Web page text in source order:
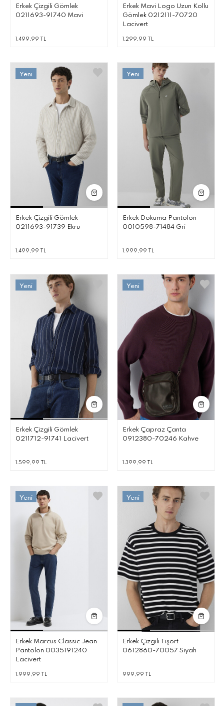
Erkek Çizgili Gömlek
0211693-91740 Mavi
1.499,99 TL
Erkek Mavi Logo Uzun Kollu
Gömlek 0212111-70720
Lacivert
1.299,99 TL
Erkek Çizgili Gömlek
0211693-91739 Ekru
1.499,99 TL
Erkek Dokuma Pantolon
0010598-71484 Gri
1.999,99 TL
Erkek Çizgili Gömlek
0211712-91741 Lacivert
1.599,99 TL
Erkek Çapraz Çanta
0912380-70246 Kahve
1.399,99 TL
Erkek Marcus Classic Jean
Pantolon 0035191240
Lacivert
1.999,99 TL
Erkek Çizgili Tişört
0612860-70057 Siyah
999,99 TL